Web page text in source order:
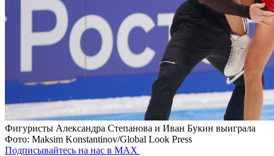
Фигуристы Александра Степанова и Иван Букин выиграла
Фото: Maksim Konstantinov/Global Look Press
Подписывайтесь на нас в MAX